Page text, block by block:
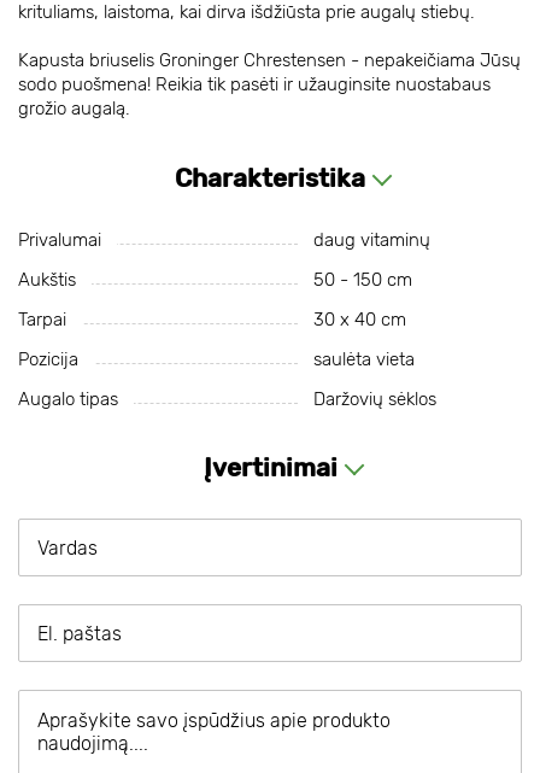
krituliams, laistoma, kai dirva išdžiūsta prie augalų stiebų.
Kapusta briuselis Groninger Chrestensen - nepakeičiama Jūsų
sodo puošmena! Reikia tik pasėti ir užauginsite nuostabaus
grožio augalą.
Charakteristika
Privalumai
daug vitaminų
Aukštis
50 - 150 cm
Tarpai
30 х 40 cm
Pozicija
saulėta vieta
Augalo tipas
Daržovių sėklos
Įvertinimai